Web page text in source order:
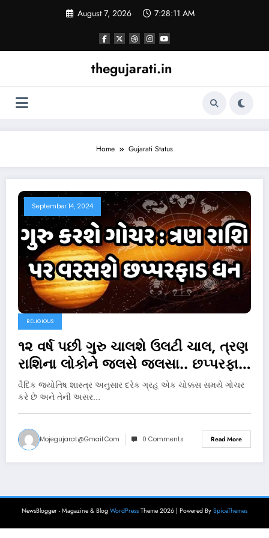
August 7, 2026 7:28:11 AM
thegujarati.in
Home Gujarati Status
September 14, 2024
RELIGIOUS
૧૨ વર્ષ પછી ગુરુ ચાલશે ઉલટી ચાલ, ત્રણ
રાશિના લોકોને જલસે જલસા.. છપ્પરફાડ
વરસશે પૈસો
વૈદિક જ્યોતિષ શાસ્ત્ર અનુસાર દરેક ગ્રહ એક ચોક્કસ સમયે ગોચર
કરે છે અને તેની અસર…
Mojegujarat@gmail.com 0 Comments Read More
NewsBlogger - Magazine & Blog WordPress Theme 2026 | Powered By SpiceThemes